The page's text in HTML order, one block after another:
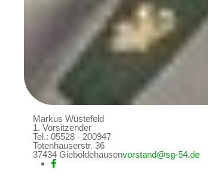
Markus Wüstefeld
1. Vorsitzender
Tel.: 05528 - 200947
Totenhäuserstr. 36
37434 Gieboldehausenvorstand@sg-54.de